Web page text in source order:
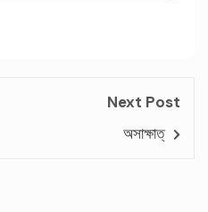
Next Post
অসাক্ষাত্